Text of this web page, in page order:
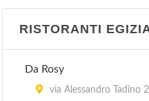
RISTORANTI
Da Rosy
via Alessandro Tadino